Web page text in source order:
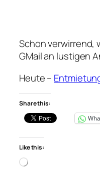
Schon verwirrend,
GMail an lustigen
Heute –
Share this:
Like this:
Loading…